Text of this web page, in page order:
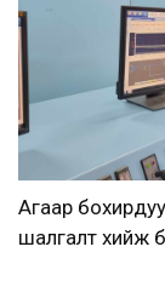
Агаар
шалгалт хийж